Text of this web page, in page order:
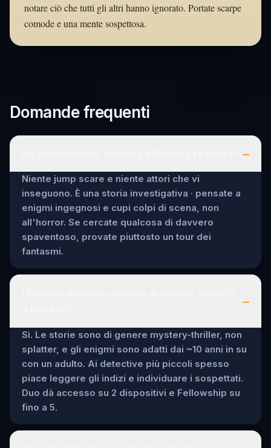
notare ciò che tutti gli altri hanno ignorato. Portate scarpe
comode e una mente sospettosa.
Domande frequenti
–
Niente jump scare e niente attori che vi
inseguono. È una storia investigativa · pensate a
enigmi ingegnosi e cupi colpi di scena, non
all'horror. Se cercate qualcosa di davvero
spaventoso, provate piuttosto un tour dei
fantasmi.
–
Sì. Le storie sono di genere mystery-thriller, non
splatter, e gli enigmi sono adatti dai ~10 anni in su
con un adulto. Ai detective più piccoli spesso
piace leggere gli indizi e individuare i sospettati.
Duo dà accesso su 2 dispositivi e Fellowship su
fino a 5.